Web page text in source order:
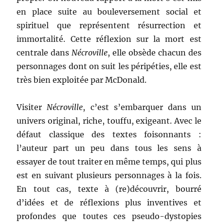
en place suite au bouleversement social et
spirituel que représentent résurrection et
immortalité. Cette réflexion sur la mort est
centrale dansNécroville, elle obsède chacun des
personnages dont on suit les péripéties, elle est
très bien exploitée par McDonald.
VisiterNécroville, c’est s’embarquer dans un
univers original, riche, touffu, exigeant. Avec le
défaut classique des textes foisonnants :
l’auteur part un peu dans tous les sens à
essayer de tout traiter en même temps, qui plus
est en suivant plusieurs personnages à la fois.
En tout cas, texte à (re)découvrir, bourré
d’idées et de réflexions plus inventives et
profondes que toutes ces pseudo-dystopies